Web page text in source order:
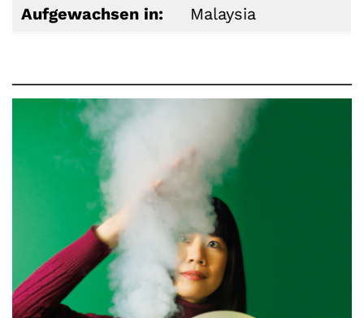
Aufgewachsen in:
Malaysia